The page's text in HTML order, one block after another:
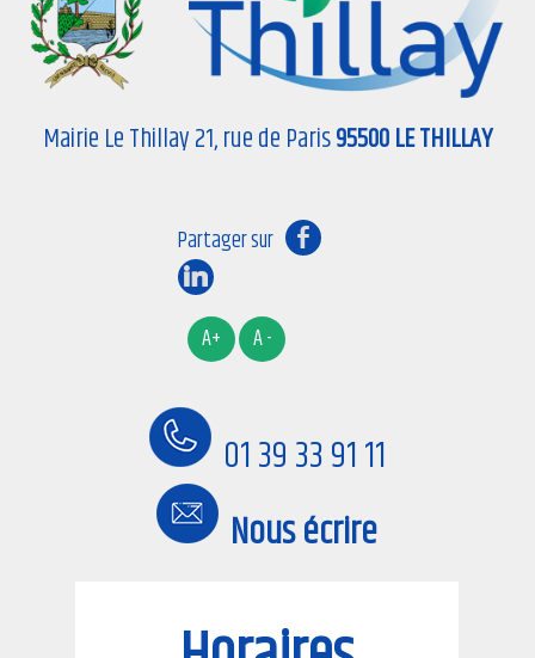
Mairie Le Thillay 21, rue de Paris95500 LE THILLAY
01 39 33 91 11
Nous écrire